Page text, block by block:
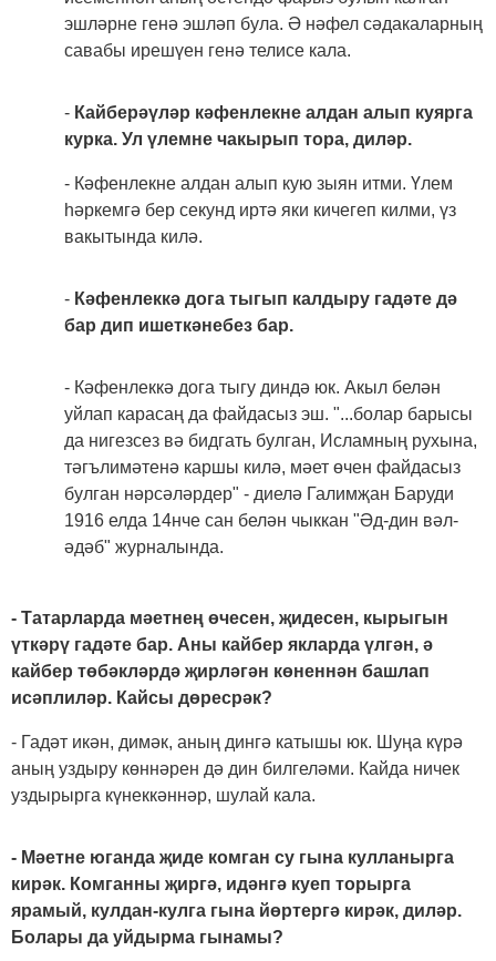
эшләрне генә эшләп була. Ә нәфел сәдакаларның
савабы ирешүен генә телисе кала.
- Кайберәүләр кәфенлекне алдан алып куярга
курка. Ул үлемне чакырып тора, диләр.
- Кәфенлекне алдан алып кую зыян итми. Үлем
һәркемгә бер секунд иртә яки кичегеп килми, үз
вакытында килә.
- Кәфенлеккә дога тыгып калдыру гадәте дә
бар дип ишеткәнебез бар.
- Кәфенлеккә дога тыгу диндә юк. Акыл белән
уйлап карасаң да файдасыз эш. "...болар барысы
да нигезсез вә бидгать булган, Исламның рухына,
тәгълимәтенә каршы килә, мәет өчен файдасыз
булган нәрсәләрдер" - диелә Галимҗан Баруди
1916 елда 14нче сан белән чыккан "Әд-дин вәл-
әдәб" журналында.
- Татарларда мәетнең өчесен, җидесен, кырыгын
үткәрү гадәте бар. Аны кайбер якларда үлгән, ә
кайбер төбәкләрдә җирләгән көненнән башлап
исәплиләр. Кайсы дөресрәк?
- Гадәт икән, димәк, аның дингә катышы юк. Шуңа күрә
аның уздыру көннәрен дә дин билгеләми. Кайда ничек
уздырырга күнеккәннәр, шулай кала.
- Мәетне юганда җиде комган су гына кулланырга
кирәк. Комганны җиргә, идәнгә куеп торырга
ярамый, кулдан-кулга гына йөртергә кирәк, диләр.
Болары да уйдырма гынамы?